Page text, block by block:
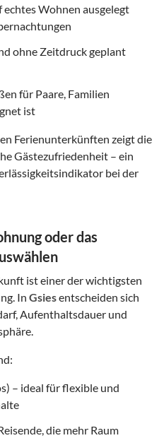
Wohnen ausgelegt
ohne Zeitdruck geplant
für Paare, Familien
ist
Ferienunterkünften zeigt die
Gästezufriedenheit – ein
bei der
oder das
ist einer der wichtigsten
In Gsiesentscheiden sich
Aufenthaltsdauer und
– ideal für flexible und
die mehr Raum